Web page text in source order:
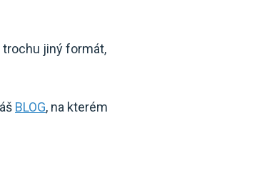
trochu jiný formát,
BLOG, na kterém